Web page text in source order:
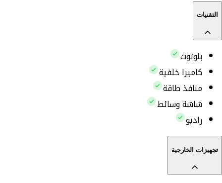
التقنيات
بلوتوث
كاميرا خلفية
منافذ طاقة
شاشة وسائط
راديو
تجهيزات الخارجية